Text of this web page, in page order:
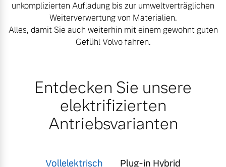
Mehr erfahren
Finanzierung & Leasing
Versicherung
unkomplizierten Aufladung bis zur umweltverträglichen
Weiterverwertung von Materialien.
Alles, damit Sie auch weiterhin mit einem gewohnt guten
Gefühl Volvo fahren.
Entdecken Sie unsere
elektrifizierten
Antriebsvarianten
Vollelektrisch Plug-in Hybrid